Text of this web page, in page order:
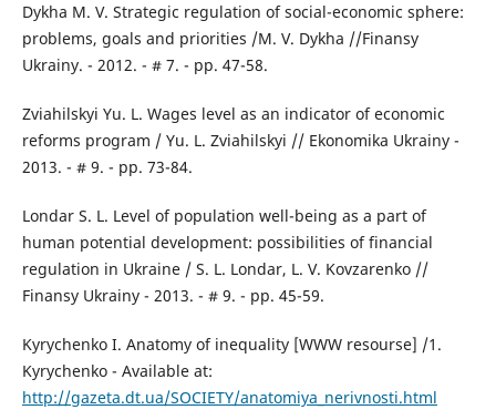
Dykha M. V. Strategic regulation of social-economic sphere:
problems, goals and priorities /M. V. Dykha //Finansy
Ukrainy. - 2012. - # 7. - pp. 47-58.
Zviahilskyi Yu. L. Wages level as an indicator of economic
reforms program / Yu. L. Zviahilskyi // Ekonomika Ukrainy -
2013. - # 9. - pp. 73-84.
Londar S. L. Level of population well-being as a part of
human potential development: possibilities of financial
regulation in Ukraine / S. L. Londar, L. V. Kovzarenko //
Finansy Ukrainy - 2013. - # 9. - pp. 45-59.
Kyrychenko I. Anatomy of inequality [WWW resourse] /1.
Kyrychenko - Available at:
http://gazeta.dt.ua/SOCIETY/anatomiya_nerivnosti.html